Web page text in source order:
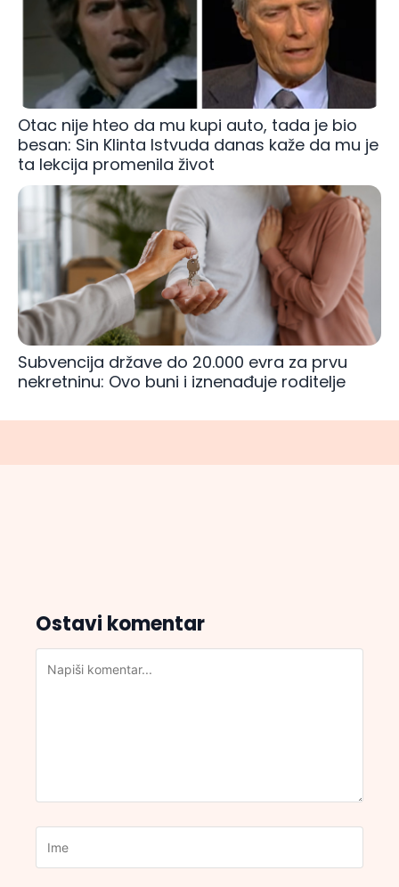
Otac nije hteo da mu kupi auto, tada je bio
besan: Sin Klinta Istvuda danas kaže da mu je
ta lekcija promenila život
Subvencija države do 20.000 evra za prvu
nekretninu: Ovo buni i iznenađuje roditelje
Ostavi komentar